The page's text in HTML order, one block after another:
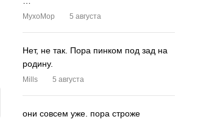
MyxoMop 5 августа
Нет, не так. Пора пинком под зад на
родину.
Mills 5 августа
они совсем уже. пора строже